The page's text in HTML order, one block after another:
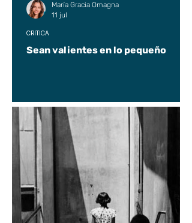
Sean valientes en lo pequeño
CRÍTICA
María Gracia Omagna
11 jul